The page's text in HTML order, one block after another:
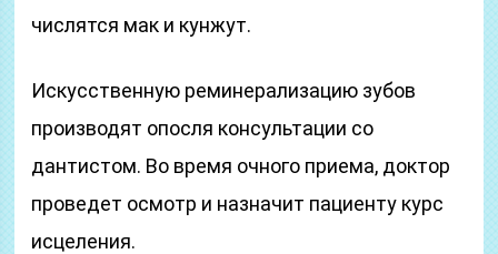
числятся мак и кунжут.
Искусственную реминерализацию зубов
производят опосля консультации со
дантистом. Во время очного приема, доктор
проведет осмотр и назначит пациенту курс
исцеления.